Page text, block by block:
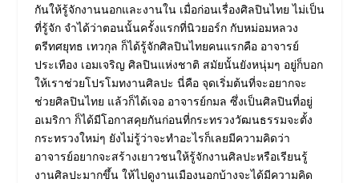
กันให้รู้จักงานนอกและงานใน เมื่อก่อนเรื่องศิลปินไทย ไม่เป็น
ที่รู้จัก จำได้ว่าตอนนั้นครั้งแรกที่นิวยอร์ก กับหม่อมหลวง
ตรีทศยุทธ เทวกุล ก็ได้รู้จักศิลปินไทยคนแรกคือ อาจารย์
ประเทือง เอมเจริญ ศิลปินแห่งชาติ สมัยนั้นยังหนุ่มๆ อยู่ก็บอก
ให้เราช่วยโปรโมทงานศิลปะ นี่คือ จุดเริ่มต้นที่จะอยากจะ
ช่วยศิลปินไทย แล้วก็ได้เจอ อาจารย์กมล ซึ่งเป็นศิลปินที่อยู่
อเมริกา ก็ได้มีโอกาสคุยกันก่อนที่กระทรวงวัฒนธรรมจะตั้ง
กระทรวงใหม่ๆ ยังไม่รู้ว่าจะทําอะไรก็เลยมีความคิดว่า
อาจารย์อยากจะสร้างเยาวชนให้รู้จักงานศิลปะหรือเรียนรู้
งานศิลปะมากขึ้น ให้ไปดูงานเมืองนอกบ้างจะได้มีความคิด